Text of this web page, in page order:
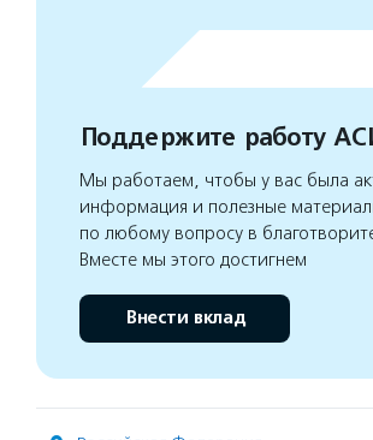
Поддержите работу
Мы работаем, чтобы у вас была
информация и полезные
по любому вопросу в
Вместе мы этого достигнем
Внести вклад